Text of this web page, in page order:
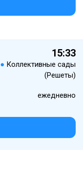
15:33
● Коллективные сады
(Решеты)
ежедневно